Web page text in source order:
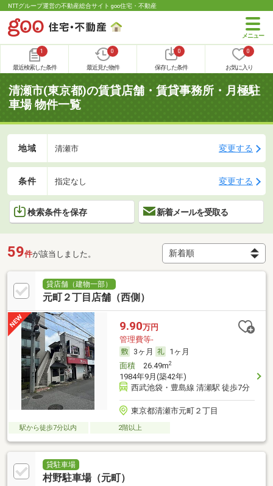
NTTグループ運営の不動産総合サイト goo住宅・不動産
1
最近検索した条件
0
最近見た物件
0
保存した条件
0
お気に入り
清瀬市(東京都)の賃貸店舗・賃貸事務所・月極駐
車場 物件一覧
地域 清瀬市 変更する
条件 指定なし 変更する
検索条件を保存 新着メールを受取る
59件が該当しました。
貸店舗（建物一部）
元町２丁目店舗（西側）
9.90万円
管理費等-
3ヶ月
1ヶ月
面積26.49m2
1984年9月(築42年)
西武池袋・豊島線 清瀬駅 徒歩7分
東京都清瀬市元町２丁目
駅から徒歩7分以内 2階以上
貸駐車場
村野駐車場（元町）